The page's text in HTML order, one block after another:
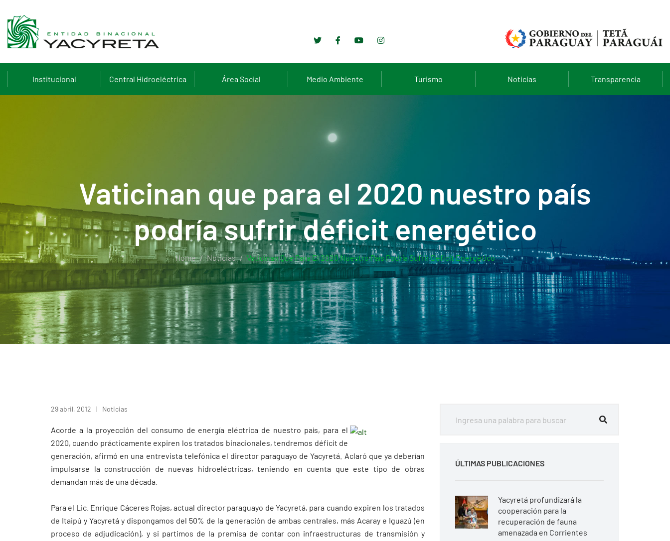
Institucional Central Hidroeléctrica Área Social Medio Ambiente Turismo Noticias Transparencia
Vaticinan que para el 2020 nuestro país
podría sufrir déficit energético
Home Noticias Vaticinan Que Para El 2020 Nuestro País Podría Sufrir Déficit Energético
29 abril, 2012 Noticias
Acorde a la proyección del consumo de energía eléctrica de nuestro país, para el
2020, cuando prácticamente expiren los tratados binacionales, tendremos déficit de
generación, afirmó en una entrevista telefónica el director paraguayo de Yacyretá. Aclaró que ya deberían
impulsarse la construcción de nuevas hidroeléctricas, teniendo en cuenta que este tipo de obras
demandan más de una década.
Para el Lic. Enrique Cáceres Rojas, actual director paraguayo de Yacyretá, para cuando expiren los tratados
de Itaipú y Yacyretá y dispongamos del 50% de la generación de ambas centrales, más Acaray e Iguazú (en
proceso de adjudicación), y si partimos de la premisa de contar con infraestructuras de transmisión y
ÚLTIMAS PUBLICACIONES
Yacyretá profundizará la
cooperación para la
recuperación de fauna
amenazada en Corrientes